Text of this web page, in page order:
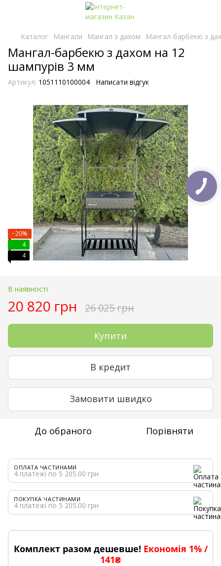
Каталог Мангали Мангал з дахом Мангал-барбекю з
Мангал-барбекю з дахом на 12
шампурів 3 мм
Артикул: 1051110100004 Написати відгук
−20%
4
4
В наявності
20 820 грн 26 025 грн
Купити
В кредит
Замовити швидко
До обраного Порівняти
ОПЛАТА ЧАСТИНАМИ
4 платежі по 5 205.00 грн
ПОКУПКА ЧАСТИНАМИ
4 платежі по 5 205.00 грн
Комплект разом дешевше! Економія 1% /
141₴